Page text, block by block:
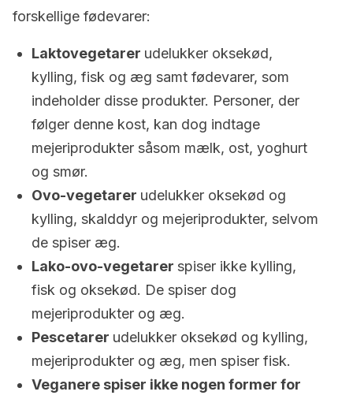
forskellige fødevarer:
Laktovegetarer udelukker oksekød,
kylling, fisk og æg samt fødevarer, som
indeholder disse produkter. Personer, der
følger denne kost, kan dog indtage
mejeriprodukter såsom mælk, ost, yoghurt
og smør.
Ovo-vegetarer udelukker oksekød og
kylling, skalddyr og mejeriprodukter, selvom
de spiser æg.
Lako-ovo-vegetarer spiser ikke kylling,
fisk og oksekød. De spiser dog
mejeriprodukter og æg.
Pescetarer udelukker oksekød og kylling,
mejeriprodukter og æg, men spiser fisk.
Veganere spiser ikke nogen former for